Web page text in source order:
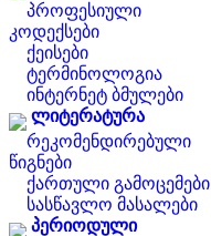
პროფესიული
კოდექსები
ქეისები
ტერმინოლოგია
ინტერნეტ ბმულები
ლიტერატურა
რეკომენდირებული
წიგნები
ქართული გამოცემები
სასწავლო მასალები
პერიოდული